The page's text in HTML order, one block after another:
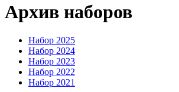
Архив наборов
Набор 2025
Набор 2024
Набор 2023
Набор 2022
Набор 2021